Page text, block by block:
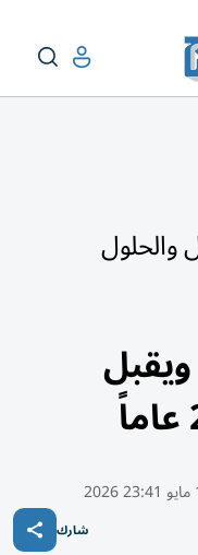
والحلول
شارك